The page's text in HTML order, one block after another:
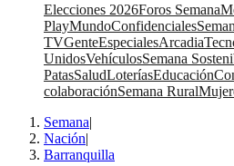
Elecciones 2026Foros Semana
PlayMundoConfidenciales
TVGenteEspecialesArcadia
UnidosVehículosSemana
PatasSaludLoteríasEducación
colaboraciónSemana Rural
Semana|
Nación|
Barranquilla